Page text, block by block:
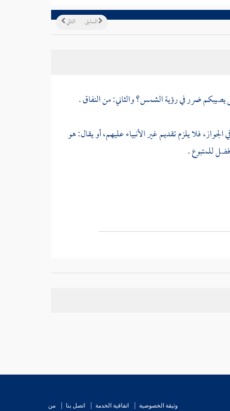
التالي السابق
ضرر في رؤية الشمس؟ والثاني: من النفاق .
فلا يلزم تقديم غير الأنبياء عليهم، أو يقال: هو
للمتبوع .
وثيقة الخصوصية اتفاقية الخدمة اتصل بنا من